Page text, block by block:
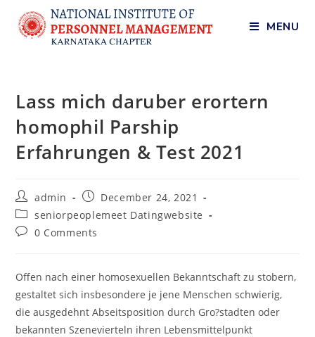
MENU
Lass mich daruber erortern
homophil Parship
Erfahrungen & Test 2021
admin
December 24, 2021
seniorpeoplemeet Datingwebsite
0 Comments
Offen nach einer homosexuellen Bekanntschaft zu stobern,
gestaltet sich insbesondere je jene Menschen schwierig,
die ausgedehnt Abseitsposition durch Gro?stadten oder
bekannten Szenevierteln ihren Lebensmittelpunkt